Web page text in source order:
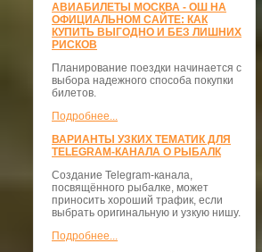
АВИАБИЛЕТЫ МОСКВА - ОШ НА
ОФИЦИАЛЬНОМ САЙТЕ: КАК
КУПИТЬ ВЫГОДНО И БЕЗ ЛИШНИХ
РИСКОВ
Планирование поездки начинается с
выбора надежного способа покупки
билетов.
Подробнее...
ВАРИАНТЫ УЗКИХ ТЕМАТИК ДЛЯ
TELEGRAM-КАНАЛА О РЫБАЛК
Создание Telegram-канала,
посвящённого рыбалке, может
приносить хороший трафик, если
выбрать оригинальную и узкую нишу.
Подробнее...